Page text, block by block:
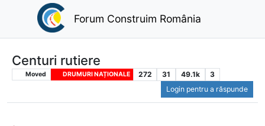
Forum Construim România
Centuri rutiere
Moved DRUMURI NAȚIONALE 272 31 49.1k
3
Login pentru a răspunde